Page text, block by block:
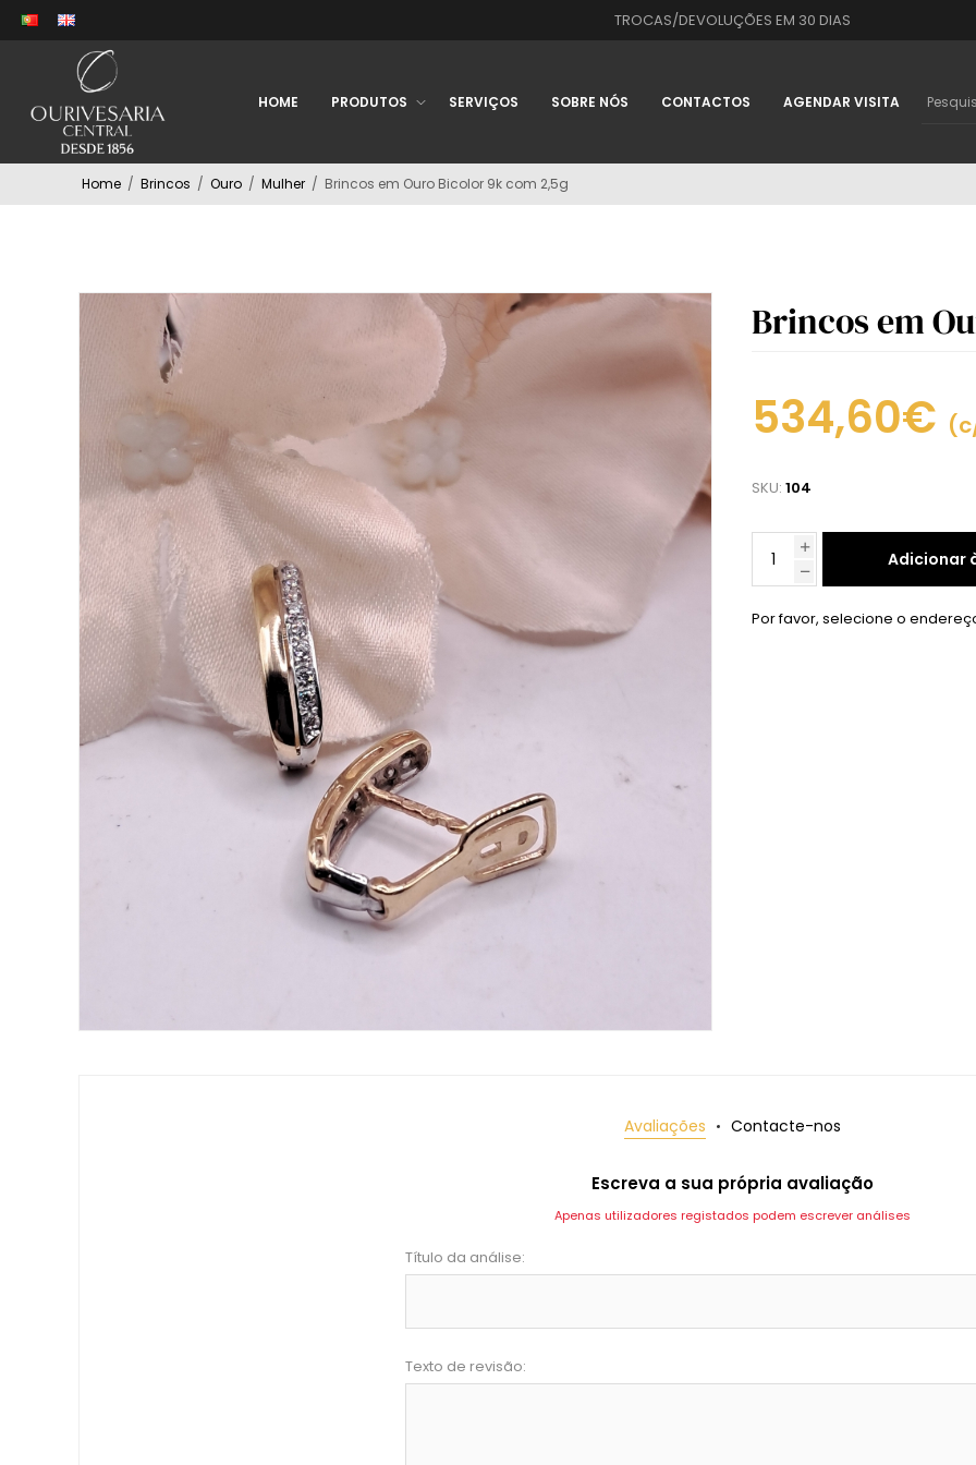
TROCAS/DEVOLUÇÕES EM 30 DIAS
HOME PRODUTOS SERVIÇOS SOBRE NÓS CONTACTOS AGENDAR VISITA
Home / Brincos / Ouro / Mulher / Brincos em Ouro Bicolor 9k com 2,5g
Brincos em
534,60€
SKU: 104
Adicionar
Por favor, selecione o
Avaliações Contacte-nos
Escreva a sua própria avaliação
Apenas utilizadores registados podem escrever análises
Título da análise:
Texto de revisão: